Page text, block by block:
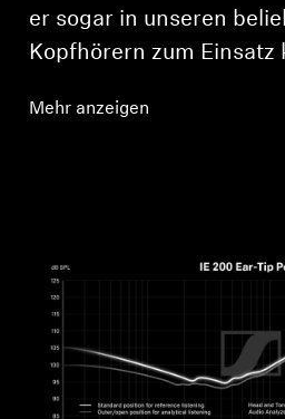
er sogar in unseren
Kopfhörern zum Einsatz
Mehr anzeigen